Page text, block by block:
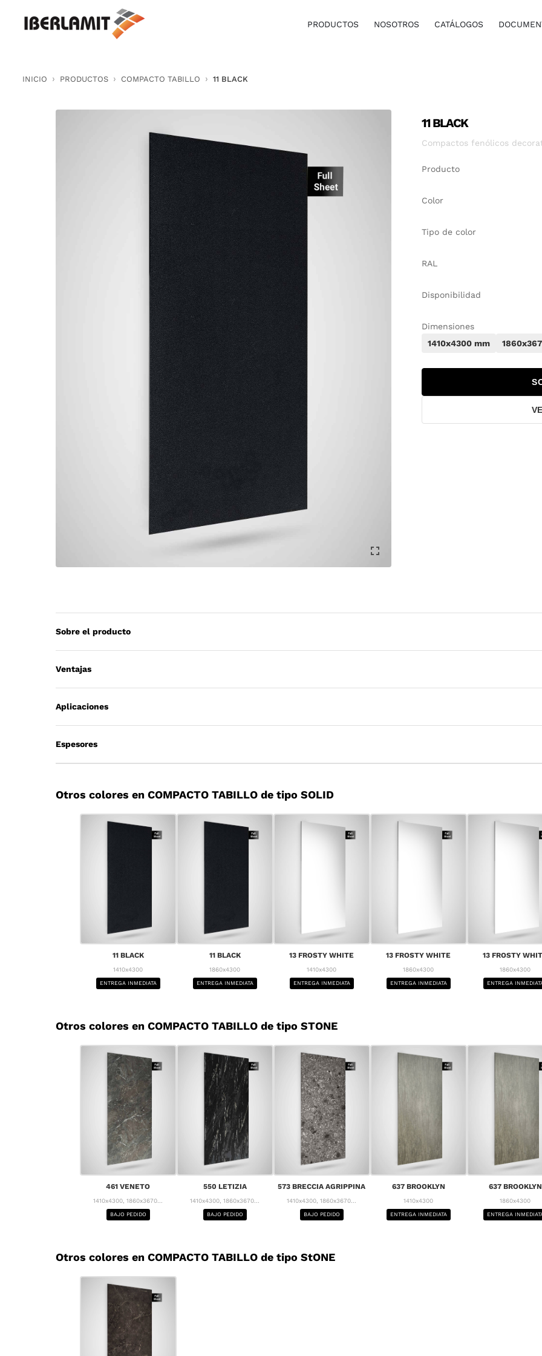
PRODUCTOS NOSOTROS CATÁLOGOS
INICIO PRODUCTOS COMPACTO TABILLO 11 BLACK
11 BLACK
Compactos fenólicos
Producto
Color
Tipo de color
RAL
Disponibilidad
Dimensiones
1410x4300 mm
Sobre el producto
Ventajas
Aplicaciones
Espesores
Otros colores en COMPACTO TABILLO de tipo SOLID
11 BLACK
1410x4300
ENTREGA INMEDIATA
11 BLACK
1860x4300
ENTREGA INMEDIATA
13 FROSTY WHITE
1410x4300
ENTREGA INMEDIATA
13 FROSTY WHITE
1860x4300
ENTREGA INMEDIATA
13 FROSTY
1860x4300
ENTREGA
Otros colores en COMPACTO TABILLO de tipo STONE
461 VENETO
1410x4300, 1860x3670...
BAJO PEDIDO
550 LETIZIA
1410x4300, 1860x3670...
BAJO PEDIDO
573 BRECCIA AGRIPPINA
1410x4300, 1860x3670...
BAJO PEDIDO
637 BROOKLYN
1410x4300
ENTREGA INMEDIATA
637 BROOKLYN
1860x4300
ENTREGA
Otros colores en COMPACTO TABILLO de tipo StONE